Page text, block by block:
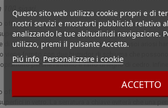
Questo sito web utilizza cookie propri e di
nostri servizi e mostrarti pubblicità relativa
analizzando le tue abitudinidi navigazione.
utilizzo, premi il pulsante Accetta.
Piú info Personalizzare i cookie
ACCETTO
sigari
un vero e proprio caso alla vostra collezione di
in vetro. La serratura a chiave eviterà che una
sigari in piena vista senza rischi. I tre vassoi ariosi
fornito con due humidor di schiuma che possono
perché l'interno è fatto di legno di cedro. Infine
un vero e proprio caso alla vostra collezione di
in vetro. La serratura a chiave eviterà che una